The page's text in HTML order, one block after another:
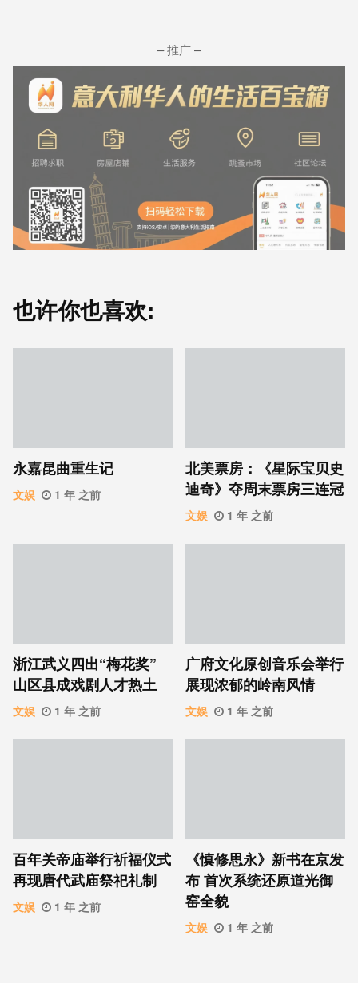
– 推广 –
也许你也喜欢:
永嘉昆曲重生记
文娱 1 年 之前
北美票房：《星际宝贝史
迪奇》夺周末票房三连冠
文娱 1 年 之前
浙江武义四出“梅花奖”
山区县成戏剧人才热土
文娱 1 年 之前
广府文化原创音乐会举行
展现浓郁的岭南风情
文娱 1 年 之前
百年关帝庙举行祈福仪式
再现唐代武庙祭祀礼制
文娱 1 年 之前
《慎修思永》新书在京发
布 首次系统还原道光御
窑全貌
文娱 1 年 之前